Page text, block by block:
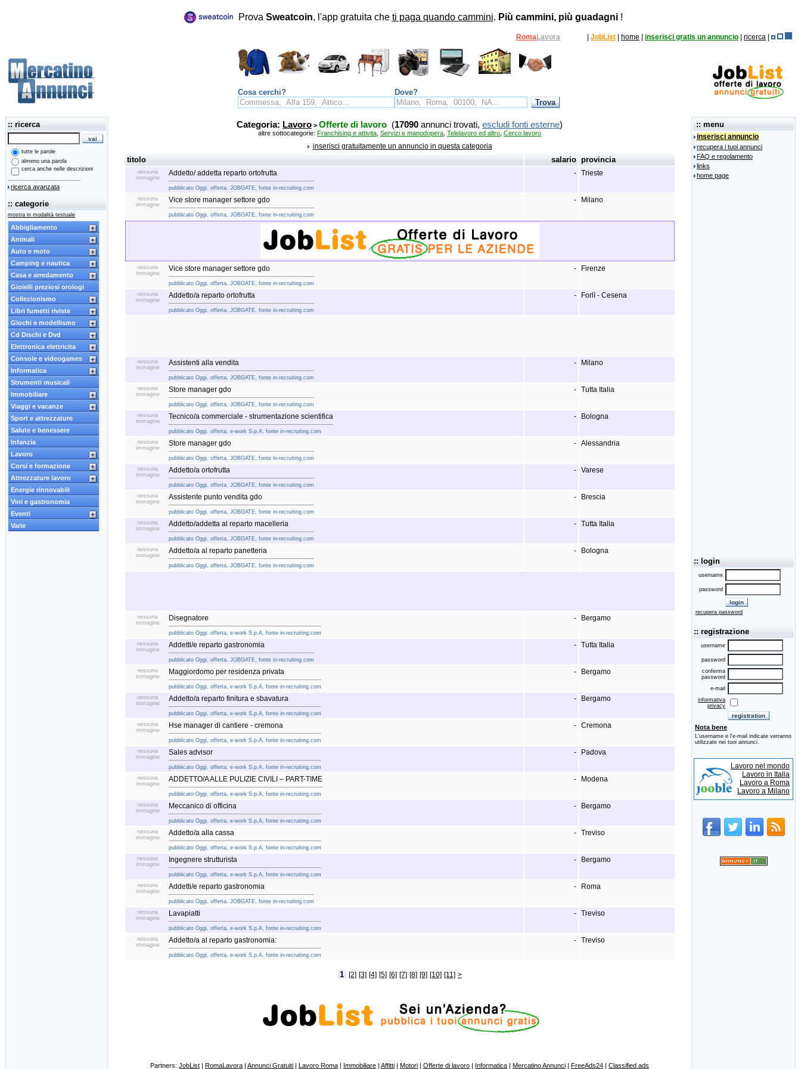
Prova Sweatcoin, l'app gratuita che ti paga quando cammini. Più cammini, più guadagni!
RomaLavora JobList home inserisci gratis un annuncio ricerca
Cosa cerchi? Dove?
:: ricerca
tutte le parole
almeno una parola
cerca anche nelle descrizioni
ricerca avanzata
:: categorie
mostra in modalità testuale
Abbigliamento
Animali
Auto e moto
Camping e nautica
Casa e arredamento
Gioielli preziosi orologi
Collezionismo
Libri fumetti riviste
Giochi e modellismo
Cd Dischi e Dvd
Elettronica elettricita
Console e videogames
Informatica
Strumenti musicali
Immobiliare
Viaggi e vacanze
Sport e attrezzature
Salute e benessere
Infanzia
Lavoro
Corsi e formazione
Attrezzature lavoro
Energie rinnovabili
Vini e gastronomia
Eventi
Varie
Categoria: Lavoro > Offerte di lavoro (17090 annunci trovati, escludi fonti esterne)
altre sottocategorie: Franchising e attivita Servizi e manodopera Telelavoro ed altro Cerco lavoro
inserisci gratuitamente un annuncio in questa categoria
titolo salario provincia
nessuna
immagine
Addetto/ addetta reparto ortofrutta
pubblicato Oggi, offerta, JOBGATE, fonte in-recruiting.com
- Trieste
nessuna
immagine
Vice store manager settore gdo
pubblicato Oggi, offerta, JOBGATE, fonte in-recruiting.com
- Milano
nessuna
immagine
Vice store manager settore gdo
pubblicato Oggi, offerta, JOBGATE, fonte in-recruiting.com
- Firenze
nessuna
immagine
Addetto/a reparto ortofrutta
pubblicato Oggi, offerta, JOBGATE, fonte in-recruiting.com
- Forlì - Cesena
nessuna
immagine
Assistenti alla vendita
pubblicato Oggi, offerta, JOBGATE, fonte in-recruiting.com
- Milano
nessuna
immagine
Store manager gdo
pubblicato Oggi, offerta, JOBGATE, fonte in-recruiting.com
- Tutta Italia
nessuna
immagine
Tecnico/a commerciale - strumentazione scientifica
pubblicato Oggi, offerta, e-work S.p.A, fonte in-recruiting.com
- Bologna
nessuna
immagine
Store manager gdo
pubblicato Oggi, offerta, JOBGATE, fonte in-recruiting.com
- Alessandria
nessuna
immagine
Addetto/a ortofrutta
pubblicato Oggi, offerta, JOBGATE, fonte in-recruiting.com
- Varese
nessuna
immagine
Assistente punto vendita gdo
pubblicato Oggi, offerta, JOBGATE, fonte in-recruiting.com
- Brescia
nessuna
immagine
Addetto/addetta al reparto macelleria
pubblicato Oggi, offerta, JOBGATE, fonte in-recruiting.com
- Tutta Italia
nessuna
immagine
Addetto/a al reparto panetteria
pubblicato Oggi, offerta, JOBGATE, fonte in-recruiting.com
- Bologna
nessuna
immagine
Disegnatore
pubblicato Oggi, offerta, e-work S.p.A, fonte in-recruiting.com
- Bergamo
nessuna
immagine
Addetti/e reparto gastronomia
pubblicato Oggi, offerta, JOBGATE, fonte in-recruiting.com
- Tutta Italia
nessuna
immagine
Maggiordomo per residenza privata
pubblicato Oggi, offerta, e-work S.p.A, fonte in-recruiting.com
- Bergamo
nessuna
immagine
Addetto/a reparto finitura e sbavatura
pubblicato Oggi, offerta, e-work S.p.A, fonte in-recruiting.com
- Bergamo
nessuna
immagine
Hse manager di cantiere - cremona
pubblicato Oggi, offerta, e-work S.p.A, fonte in-recruiting.com
- Cremona
nessuna
immagine
Sales advisor
pubblicato Oggi, offerta, e-work S.p.A, fonte in-recruiting.com
- Padova
nessuna
immagine
ADDETTO/A ALLE PULIZIE CIVILI – PART-TIME
pubblicato Oggi, offerta, e-work S.p.A, fonte in-recruiting.com
- Modena
nessuna
immagine
Meccanico di officina
pubblicato Oggi, offerta, e-work S.p.A, fonte in-recruiting.com
- Bergamo
nessuna
immagine
Addetto/a alla cassa
pubblicato Oggi, offerta, e-work S.p.A, fonte in-recruiting.com
- Treviso
nessuna
immagine
Ingegnere strutturista
pubblicato Oggi, offerta, e-work S.p.A, fonte in-recruiting.com
- Bergamo
nessuna
immagine
Addetti/e reparto gastronomia
pubblicato Oggi, offerta, JOBGATE, fonte in-recruiting.com
- Roma
nessuna
immagine
Lavapiatti
pubblicato Oggi, offerta, e-work S.p.A, fonte in-recruiting.com
- Treviso
nessuna
immagine
Addetto/a al reparto gastronomia:
pubblicato Oggi, offerta, e-work S.p.A, fonte in-recruiting.com
- Treviso
1 [2] [3] [4] [5] [6] [7] [8] [9] [10] [11] >
:: menu
inserisci annuncio
recupera i tuoi annunci
FAQ e regolamento
links
home page
:: login
username
password
recupera password
:: registrazione
username
password
conferma
password
e-mail
informativa
privacy
Nota bene
L'username e l'e-mail indicate verranno
utilizzate nei tuoi annunci.
Lavoro nel mondo
Lavoro in Italia
Lavoro a Roma
Lavoro a Milano
Partners: JobList | RomaLavora | Annunci Gratuiti | Lavoro Roma | Immobiliare | Affitti | Motori | Offerte di lavoro | Informatica | Mercatino Annunci | FreeAds24 | Classified ads